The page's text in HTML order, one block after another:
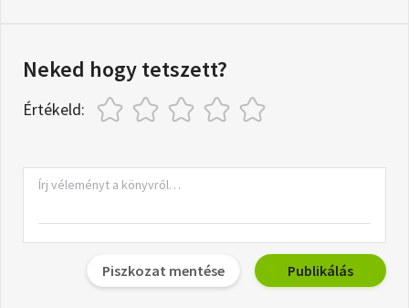
Neked hogy tetszett?
Értékeld:
Piszkozat mentése Publikálás